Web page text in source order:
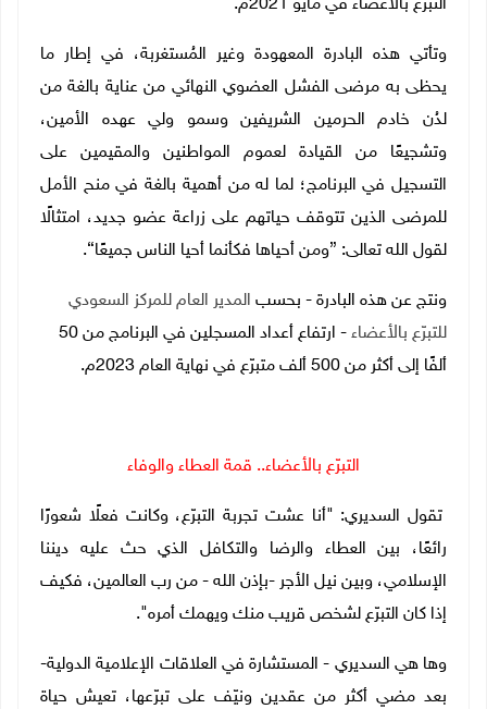
التبرّع بالأعضاء في مايو 2021م.
وتأتي هذه البادرة المعهودة وغير المُستغربة، في إطار ما
يحظى به مرضى الفشل العضوي النهائي من عناية بالغة من
لدُن خادم الحرمين الشريفين وسمو ولي عهده الأمين،
وتشجيعًا من القيادة لعموم المواطنين والمقيمين على
التسجيل في البرنامج؛ لما له من أهمية بالغة في منح الأمل
للمرضى الذين تتوقف حياتهم على زراعة عضو جديد، امتثالًا
لقول الله تعالى: {ومن أحياها فكأنما أحيا الناس جميعًا}.
ونتج عن هذه البادرة - بحسب المدير العام للمركز السعودي
للتبرّع بالأعضاء
- ارتفاع أعداد المسجلين في البرنامج من 50
ألفًا إلى أكثر من 500 ألف متبرّع في نهاية العام 2023م.
التبرّع بالأعضاء.. قمة العطاء والوفاء
تقول السديري: "أنا عشت تجربة التبرّع، وكانت فعلًا شعورًا
رائعًا، بين العطاء والرضا والتكافل الذي حث عليه ديننا
الإسلامي، وبين نيل الأجر -بإذن الله - من رب العالمين، فكيف
إذا كان التبرّع لشخص قريب منك ويهمك أمره".
وها هي السديري - المستشارة في العلاقات الإعلامية الدولية-
بعد مضي أكثر من عقدين ونيّف على تبرّعها، تعيش حياة